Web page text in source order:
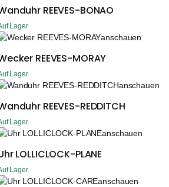
REEVES-BONAO
Lager
anschauen
REEVES-MORAY
Lager
anschauen
REEVES-REDDITCH
Lager
anschauen
LOLLICLOCK-PLANE
Lager
anschauen